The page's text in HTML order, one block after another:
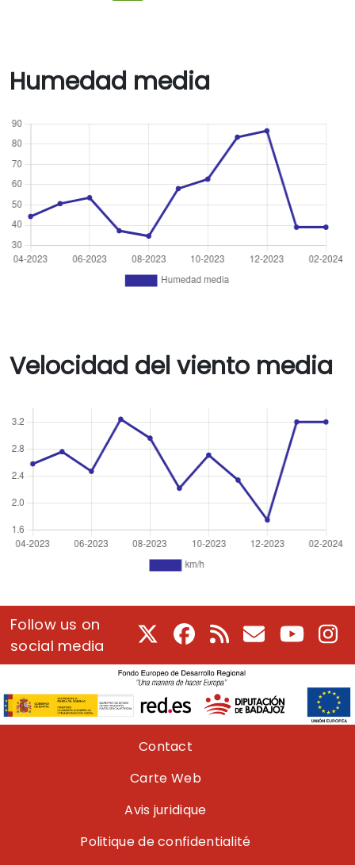
Humedad media
Velocidad del viento media
Follow us on
social media
Facebook
RSS CourrielYoutube
Pie de páginaContact
Carte Web
Avis juridique
Politique de confidentialité